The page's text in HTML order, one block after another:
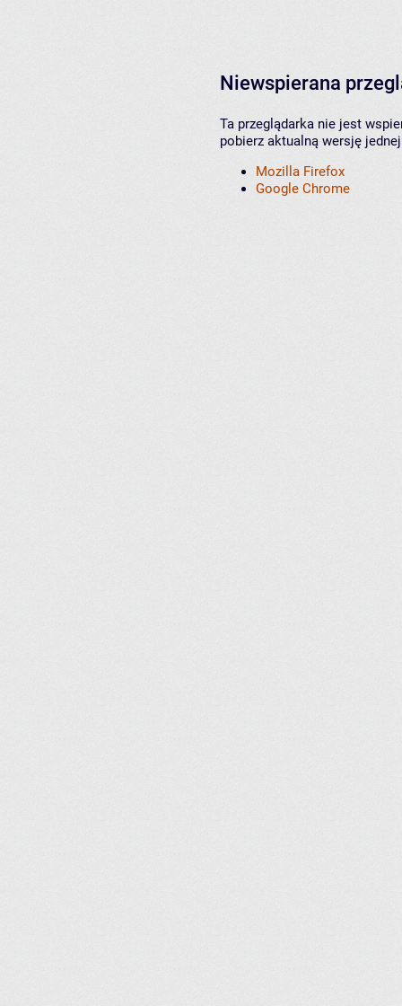
Niewspierana
Ta przeglądarka nie jest
pobierz aktualną wersję
Mozilla Firefox
Google Chrome